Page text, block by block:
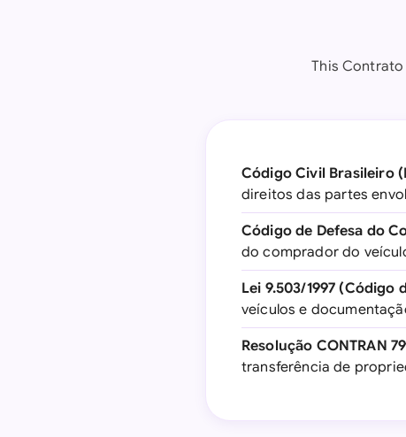
This
Código Civil Brasileiro
direitos das partes
Código de Defesa do
do comprador do
Lei 9.503/1997 (Código
veículos e
Resolução CONTRAN
transferência de